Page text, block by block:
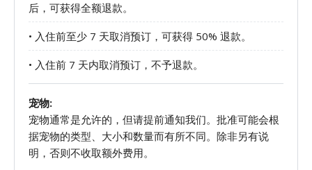
后，可获得全额退款。
• 入住前至少 7 天取消预订，可获得 50% 退款。
• 入住前 7 天内取消预订，不予退款。
宠物:
宠物通常是允许的，但请提前通知我们。批准可能会根
据宠物的类型、大小和数量而有所不同。除非另有说
明，否则不收取额外费用。